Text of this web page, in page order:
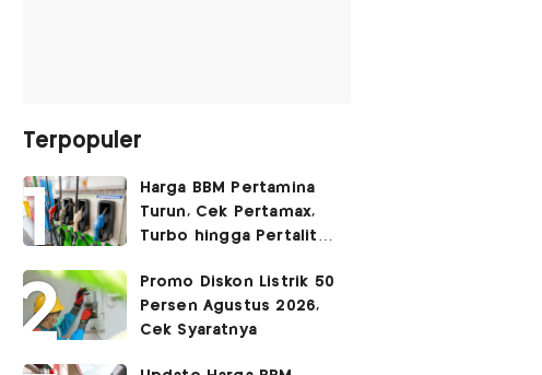
Terpopuler
Harga BBM Pertamina
Turun, Cek Pertamax,
Turbo hingga Pertalite
Promo Diskon Listrik 50
Persen Agustus 2026,
Cek Syaratnya